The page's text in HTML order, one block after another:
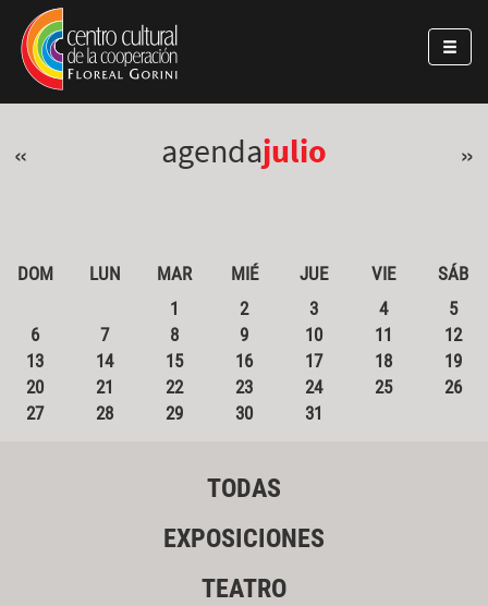
Pasar al contenido principal
Jump to main content
« agendajulio »
DOM LUN MAR MIÉ JUE VIE
SÁB
1
2 3 4
5
6
7 8 9 10 11
12
13
14 15 16 17 18
19
20
21 22 23 24 25
26
27
28 29 30 31
TODAS
EXPOSICIONES
TEATRO